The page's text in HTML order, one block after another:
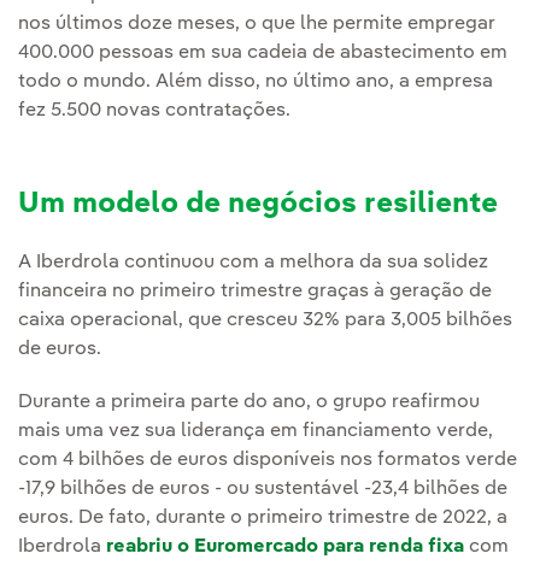
nos últimos doze meses, o que lhe permite empregar
400.000 pessoas em sua cadeia de abastecimento em
todo o mundo. Além disso, no último ano, a empresa
fez 5.500 novas contratações.
Um modelo de negócios resiliente
A Iberdrola continuou com a melhora da sua solidez
financeira no primeiro trimestre graças à geração de
caixa operacional, que cresceu 32% para 3,005 bilhões
de euros.
Durante a primeira parte do ano, o grupo reafirmou
mais uma vez sua liderança em financiamento verde,
com 4 bilhões de euros disponíveis nos formatos verde
-17,9 bilhões de euros - ou sustentável -23,4 bilhões de
euros. De fato, durante o primeiro trimestre de 2022, a
Iberdrola reabriu o Euromercado para renda fixa com